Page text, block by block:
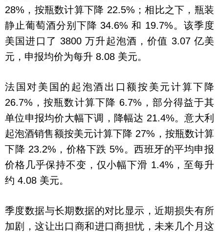
28%，按瓶数计算下降 22.5%；相比之下，瓶装
静止葡萄酒分别下降 34.6% 和 19.7%。该季度
美国进口了 3800 万升起泡酒，价值 3.07 亿美
元，申报均价为每升 8.08 美元。
法国对美国的起泡酒出口额按美元计算下降
26.7%，按瓶数计算下降 6.7%，部分得益于其
单位申报均价大幅下调，降幅达 21.4%。意大利
起泡酒销售额按美元计算下降 27%，按瓶数计算
下降 23.2%，价格下跌 5%。西班牙的平均申报
价格几乎保持不变，仅小幅下滑 1.4%，至每升
约 4.08 美元。
季度数据与长期数据的对比显示，近期损失有所
加剧，这让出口商和进口商担忧，未来几个月这